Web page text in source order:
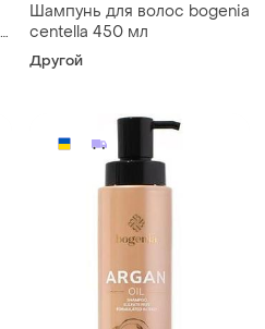
Шампунь для волос bogenia
centella 450 мл
Другой